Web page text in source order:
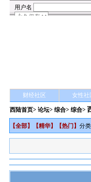
财经社区 女性社
西陆首页>论坛>综合> 综合>
【全部】【精华】【热门 】分